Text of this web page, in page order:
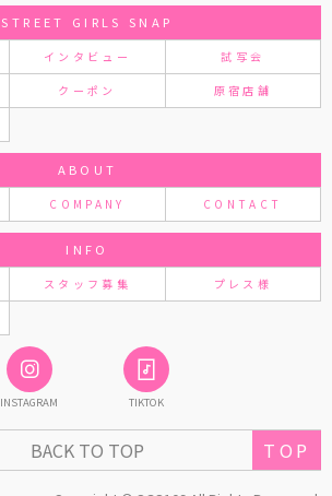
STREET GIRLS SNAP
インタビュー 試写会
クーポン 原宿店舗
ABOUT
COMPANY CONTACT
INFO
スタッフ募集 プレス様
INSTAGRAM TIKTOK
BACK TO TOP TOP